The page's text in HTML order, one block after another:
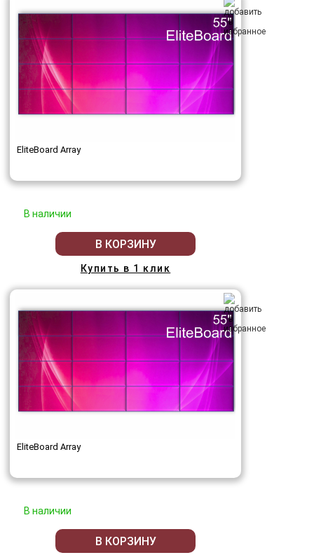
EliteBoard Array
В наличии
В КОРЗИНУ
Купить в 1 клик
EliteBoard Array
В наличии
В КОРЗИНУ